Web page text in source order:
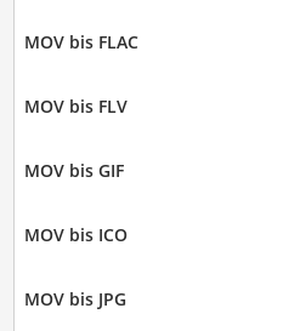
MOV bis FLAC
MOV bis FLV
MOV bis GIF
MOV bis ICO
MOV bis JPG